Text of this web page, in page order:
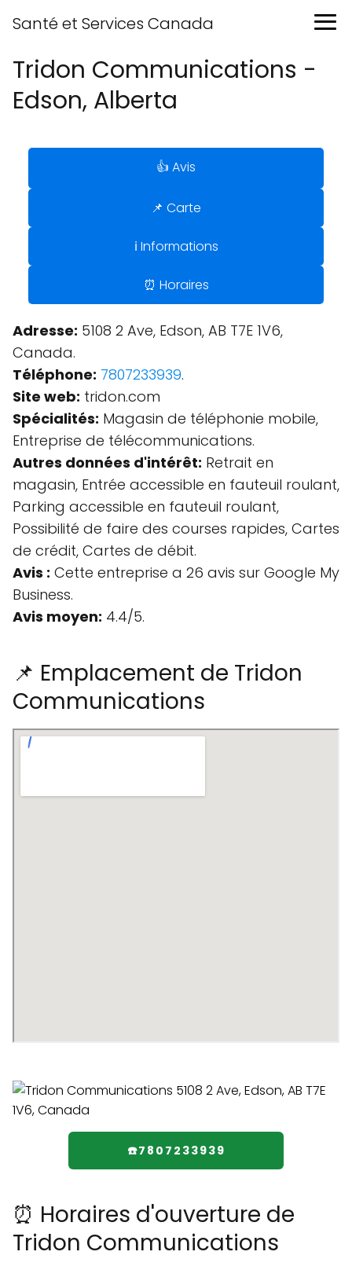
Santé et Services Canada
Tridon Communications -
Edson, Alberta
👍 Avis
📌 Carte
ℹ️ Informations
⏰ Horaires
Adresse: 5108 2 Ave, Edson, AB T7E 1V6,
Canada.
Téléphone: 7807233939.
Site web: tridon.com
Spécialités: Magasin de téléphonie mobile,
Entreprise de télécommunications.
Autres données d'intérêt: Retrait en
magasin, Entrée accessible en fauteuil roulant,
Parking accessible en fauteuil roulant,
Possibilité de faire des courses rapides, Cartes
de crédit, Cartes de débit.
Avis : Cette entreprise a 26 avis sur Google My
Business.
Avis moyen: 4.4/5.
📌 Emplacement de Tridon
Communications
☎️7807233939
⏰ Horaires d'ouverture de
Tridon Communications